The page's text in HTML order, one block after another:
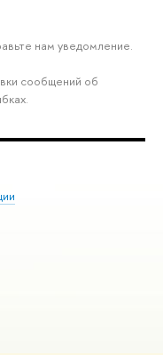
нам уведомление.
сообщений об